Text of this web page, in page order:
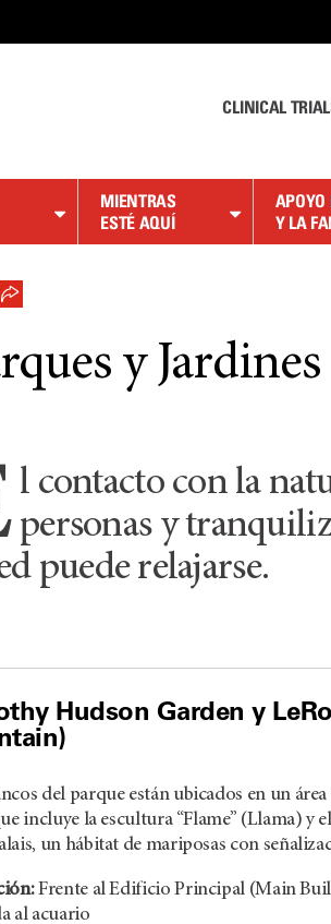
CLINICAL
MIENTRAS
ESTÉ AQUÍ
APOYO
Y LA
y Jardines
l contacto con la
personas y
puede relajarse.
Hudson Garden y
del parque están ubicados en un
incluye la escultura “Flame” (Llama) y
un hábitat de mariposas con
Frente al Edificio Principal (Main
al acuario